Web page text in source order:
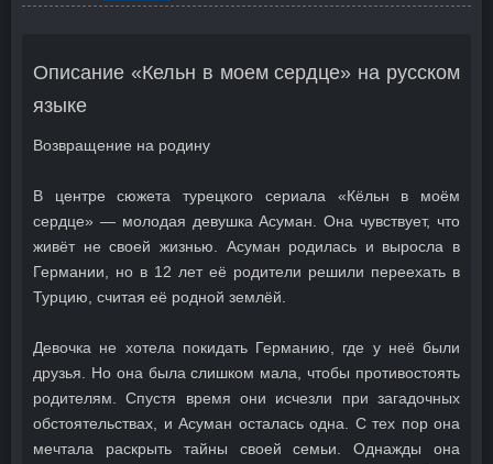
Описание «Кельн в моем сердце» на русском
языке
Возвращение на родину
В центре сюжета турецкого сериала «Кёльн в моём
сердце» — молодая девушка Асуман. Она чувствует, что
живёт не своей жизнью. Асуман родилась и выросла в
Германии, но в 12 лет её родители решили переехать в
Турцию, считая её родной землёй.
Девочка не хотела покидать Германию, где у неё были
друзья. Но она была слишком мала, чтобы противостоять
родителям. Спустя время они исчезли при загадочных
обстоятельствах, и Асуман осталась одна. С тех пор она
мечтала раскрыть тайны своей семьи. Однажды она